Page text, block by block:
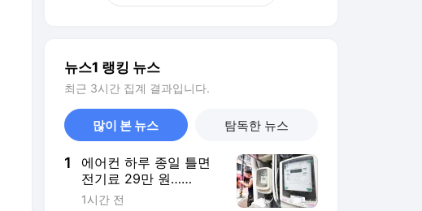
뉴스1 랭킹 뉴스
최근 3시간 집계 결과입니다.
많이 본 뉴스 탐독한 뉴스
1
에어컨 하루 종일 틀면
전기료 29만 원…
450kWh 넘으면 '요금
1시간 전